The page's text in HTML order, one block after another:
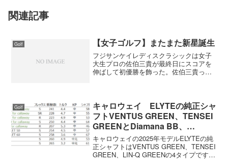
関連記事
Golf 【女子ゴルフ】またまた新星誕生
フジサンケイレディスクラシックは女子
大生プロの佐伯三貴が最終日にスコアを
伸ばして初優勝を飾った。佐伯三貴っ
れからの活躍に期待したいで...
Golf
キャロウェイ ELYTEの純正シャ
フトVENTUS GREEN、TENSEI
GREENとDiamana BB、
SPEEDER NX VILOの振動数を測
ってみました
キャロウェイの2025年モデルELYTEの純
正シャフトはVENTUS GREEN、TENSEI
GREEN、LIN-Q GREENの4タイプです。